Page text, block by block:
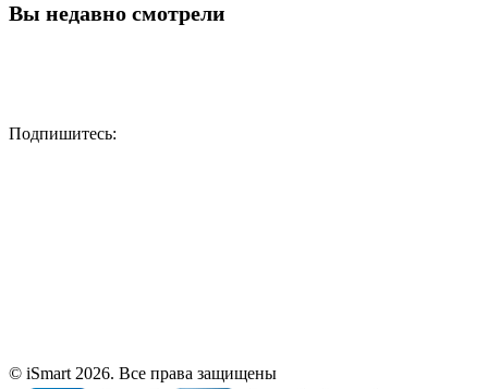
Вы недавно смотрели
Подпишитесь:
© iSmart 2026. Все права защищены